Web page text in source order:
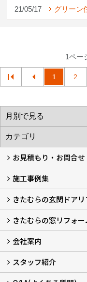
21/05/17 グリーン
1ペー
1 2
お見積もり・お問合せ
LINEで概算見積もり
チャットで質問
問い合わせフォームか
オンライン相談
電話で相談
無料現地調査をご希望
施工事例集
玄関ドアリフォーム
玄関引戸リフォーム
勝手口ドアリフォーム
窓リフォーム
きたむらの玄関ドア
玄関ドアリフォームに
リシェントについて
・玄関ドアバリエー
・玄関引戸バリエー
・勝手口ドアバリエ
安心の自社施工
無料点検
保証について
価格について
概算見積について (2)
きたむらの窓リフォー
窓リフォームについて
・内窓設置-LIXILイン
・内窓設置-AGCまど
・窓交換
・エコガラス交換
・防犯・防災ガラス交
会社案内
会社概要 (2)
ブログ
アクセス
施工エリア
施工までの流れ
SNSインフォメーショ
チャット機能
オンライン打合わせ
補助金について (2)
スタッフ紹介